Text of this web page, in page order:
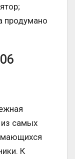
продумано
из самых
К